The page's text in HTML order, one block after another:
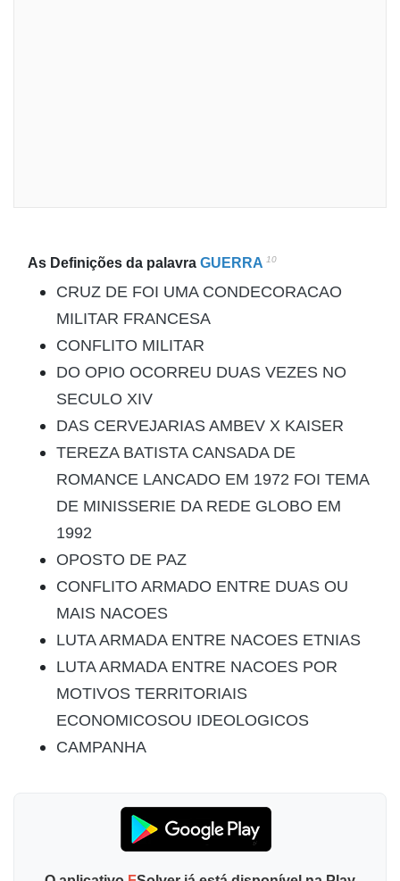
As Definições da palavra GUERRA 10
CRUZ DE FOI UMA CONDECORACAO
MILITAR FRANCESA
CONFLITO MILITAR
DO OPIO OCORREU DUAS VEZES NO
SECULO XIV
DAS CERVEJARIAS AMBEV X KAISER
TEREZA BATISTA CANSADA DE
ROMANCE LANCADO EM 1972 FOI TEMA
DE MINISSERIE DA REDE GLOBO EM
1992
OPOSTO DE PAZ
CONFLITO ARMADO ENTRE DUAS OU
MAIS NACOES
LUTA ARMADA ENTRE NACOES ETNIAS
LUTA ARMADA ENTRE NACOES POR
MOTIVOS TERRITORIAIS
ECONOMICOSOU IDEOLOGICOS
CAMPANHA